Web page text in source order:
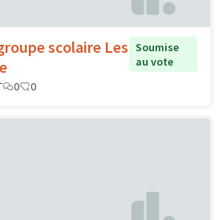
scolaire Les Soumise
au vote
0 0